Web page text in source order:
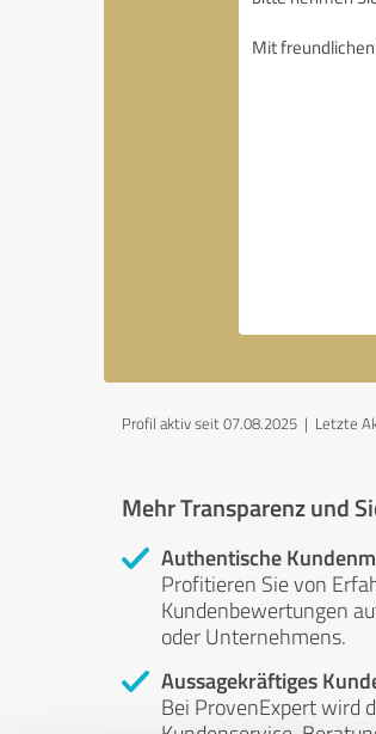
Profil aktiv seit 07.08.2025 | Letzte
Mehr Transparenz und
Authentische
Profitieren Sie von
Kundenbewertungen
oder Unternehmens.
Aussagekräftiges
Bei ProvenExpert wird